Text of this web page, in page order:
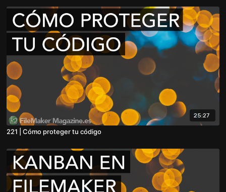
25:27
221 | Cómo proteger tu código